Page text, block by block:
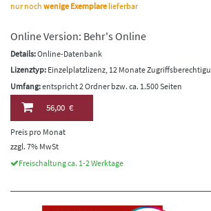
nur noch wenige Exemplare lieferbar
Online Version: Behr's Online
Details:Online-Datenbank
Lizenztyp: Einzelplatzlizenz, 12 Monate
Umfang:entspricht 2 Ordner bzw. ca. 1.500 Seiten
56,00 €
Preis pro Monat
zzgl. 7% MwSt
Freischaltung ca. 1-2 Werktage